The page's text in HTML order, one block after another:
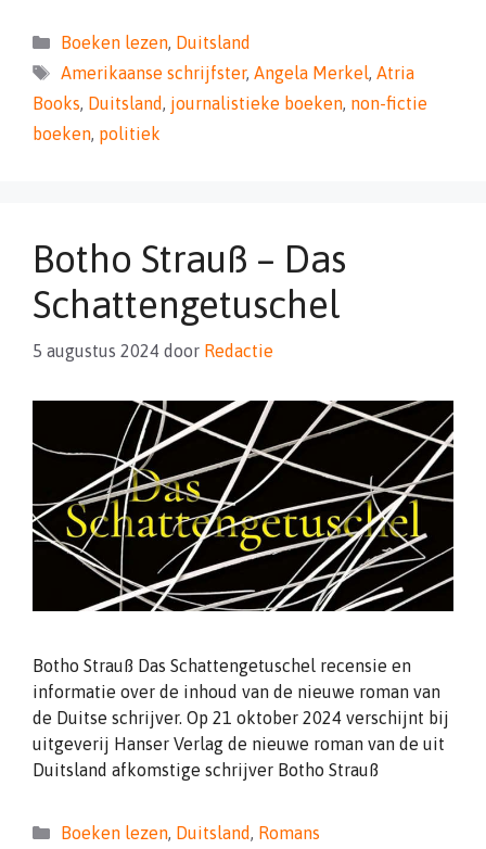
Categorieën
Boeken lezen, Duitsland
Tags
Amerikaanse schrijfster, Angela Merkel, Atria
Books, Duitsland, journalistieke boeken, non-fictie
boeken, politiek
Botho Strauß – Das
Schattengetuschel
5 augustus 2024 door Redactie
Botho Strauß Das Schattengetuschel recensie en
informatie over de inhoud van de nieuwe roman van
de Duitse schrijver. Op 21 oktober 2024 verschijnt bij
uitgeverij Hanser Verlag de nieuwe roman van de uit
Duitsland afkomstige schrijver Botho Strauß
Categorieën
Boeken lezen, Duitsland, Romans